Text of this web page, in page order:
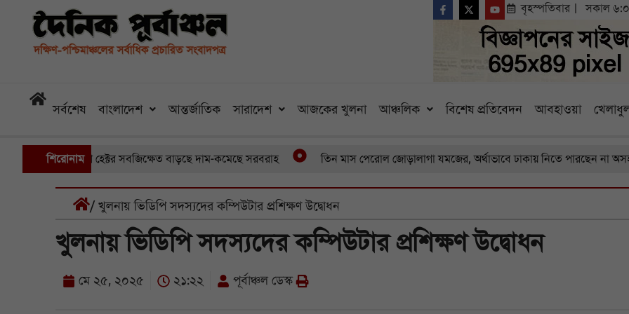
বৃহস্পতিবার সকাল
সর্বশেষ বাংলাদেশ আন্তর্জাতিক সারাদেশ আজকের খুলনা আঞ্চলিক বিশেষ প্রতিবেদন আবহাওয়া
শিরোনাম
আড়াইশ হেক্টর সবজিক্ষেত বাড়ছে দাম-কমেছে সরবরাহ তিন মাস পেরোল জোড়ালাগা যমজের, অর্থাভাবে ঢাকায় নিতে পারছেন না অসহায় বাবা
/ খুলনায় ভিডিপি সদস্যদের কম্পিউটার প্রশিক্ষণ উদ্বোধন
খুলনায় ভিডিপি সদস্যদের কম্পিউটার প্রশিক্ষণ উদ্বোধন
মে ২৫, ২০২৫ ২১:২২ পূর্বাঞ্চল ডেস্ক